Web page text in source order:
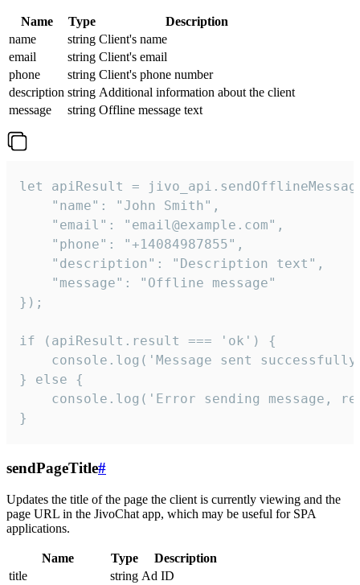
Name Type
Description
name
string Client's name
email
string Client's email
phone
string Client's phone number
description string Additional information about the client
message
string Offline message text
let apiResult =
    "name": "John Smith",
    "email": "email@example.com",
    "phone": "+14084987855",
    "description": "Description text",
    "message": "Offline message"
});
if (apiResult.result === 'ok') {
console.log('Message sent
} else {
console.log('Error sending message,
}
sendPageTitle#
Updates the title of the page the client is currently viewing and the
page URL in the JivoChat app, which may be useful for SPA
applications.
Name Type
Description
title
string Ad ID